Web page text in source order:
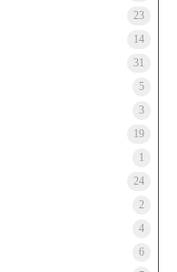
23
14
31
5
3
19
1
24
2
4
6